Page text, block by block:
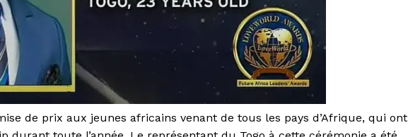
de prix aux jeunes africains venant de tous les pays d’Afrique, qui ont